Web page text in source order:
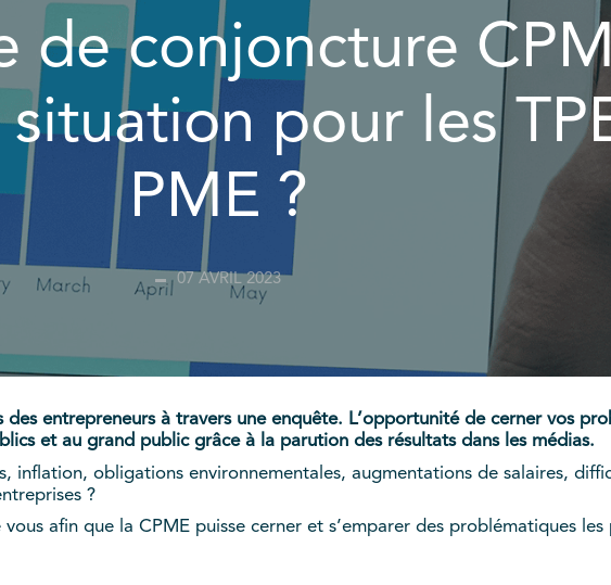
de conjoncture
pour les
PME ?
07 AVRIL 2023
entrepreneurs à travers une enquête. L’opportunité de cerner vos
et au grand public grâce à la parution des résultats dans les médias.
inflation, obligations environnementales, augmentations de salaires,
?
afin que la CPME puisse cerner et s’emparer des problématiques